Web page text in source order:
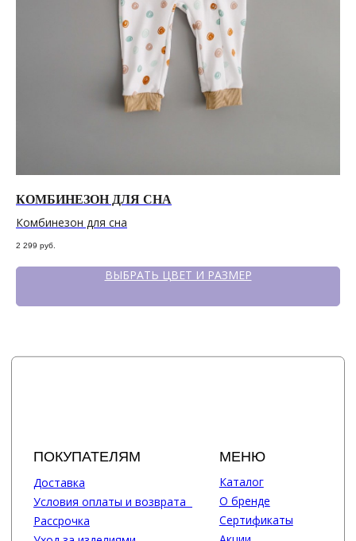
КОМБИНЕЗОН ДЛЯ СНА
Комбинезон для сна
2 299 руб.
ВЫБРАТЬ ЦВЕТ И РАЗМЕР
Условия оплаты и возврата
О бренде
Сертификаты
Акции
Оптовые закупки
Telegram
Вконтакте
СОЦСЕТИ